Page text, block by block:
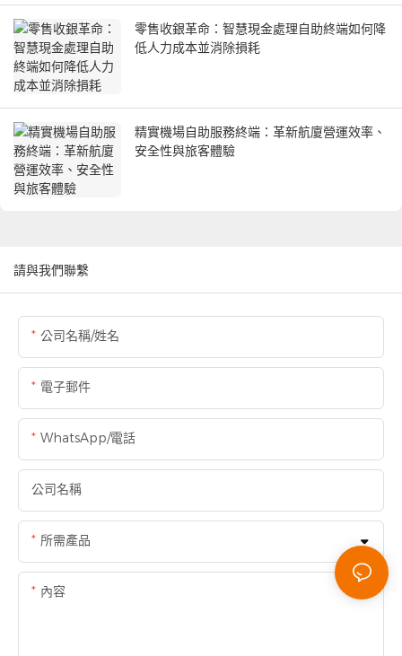
零售收銀革命：智慧現金處理自助終端如何降
低人力成本並消除損耗
精實機場自助服務終端：革新航廈營運效率、
安全性與旅客體驗
請與我們聯繫
公司名稱/姓名
電子郵件
WhatsApp/電話
公司名稱
所需產品
內容